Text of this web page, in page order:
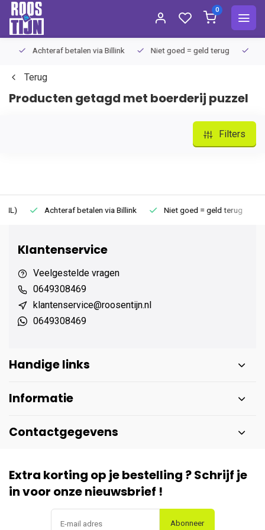
0
Achteraf betalen via Billink Niet goed = geld terug
Terug
Producten getagd met boerderij puzzel
Filters
Achteraf betalen via Billink Niet goed = geld terug
Klantenservice
Veelgestelde vragen
0649308469
klantenservice@roosentijn.nl
0649308469
Handige links
Informatie
Contactgegevens
Extra korting op je bestelling ? Schrijf je
in voor onze nieuwsbrief !
Abonneer